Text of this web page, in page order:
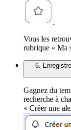
.
Vous les
rubrique « Ma
6.
Gagnez du
recherche à
« Créer une